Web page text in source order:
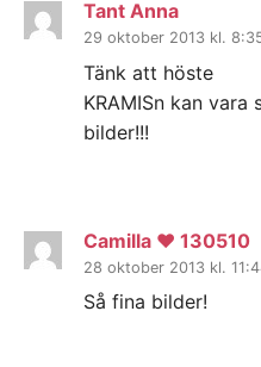
Tant Anna
29 oktober 2013 kl.
Tänk att höste
KRAMISn kan vara
bilder!!!
Camilla ♥ 130510
28 oktober 2013 kl.
Så fina bilder!